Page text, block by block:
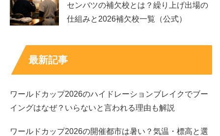
増量
なとり ピリ辛うまいか 51パーセント増量
ローソンオリジナル ジャッキーカルパス 51パーセン
東進 今治抗ウイルス ミニタオル グレーミックス
マンダム ギャツビー アイスボディペーパー フィグの
香り 2個パック
センバツの補欠校とは？繰り上げ出場の
仕組みと2026補欠校一覧（公式）
最新記事
ワールドカップ2026のハイドレーションブレイクでブー
イングはなぜ？いらないと言われる理由も解説
ワールドカップ2026の開催都市は暑い？気温・標高と選